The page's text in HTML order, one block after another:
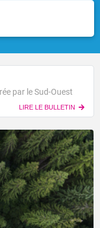
par le Sud-Ouest
LIRE LE BULLETIN